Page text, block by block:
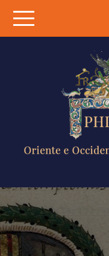
content